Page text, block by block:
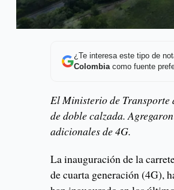
¿Te interesa este tipo de
Colombiacomo fuente
El Ministerio de Transporte
de doble calzada.
adicionales de 4G.
La inauguración de la
de cuarta generación (4G),